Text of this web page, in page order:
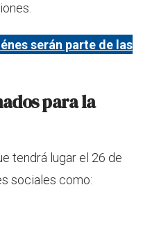
serán parte de las
para la
tendrá lugar el 26 de
sociales como: